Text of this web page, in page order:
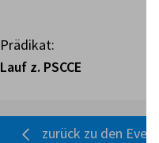
Prädikat:
Lauf z. PSCCE
zurück zu den Events